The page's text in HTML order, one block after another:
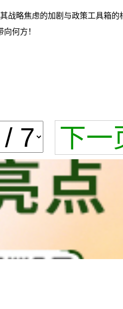
战略焦虑的加剧与政策工具箱
何方！
下一